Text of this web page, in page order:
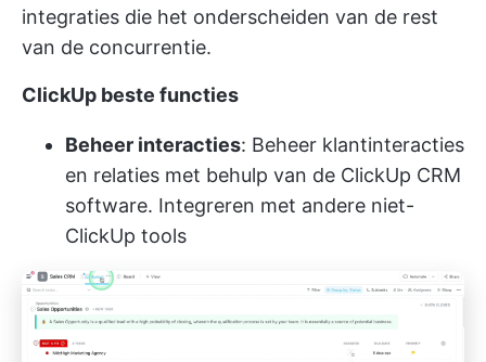
integraties die het onderscheiden van de rest
van de concurrentie.
ClickUp beste functies
Beheer interacties: Beheer klantinteracties
en relaties met behulp van de ClickUp CRM
software. Integreren met andere niet-
ClickUp tools